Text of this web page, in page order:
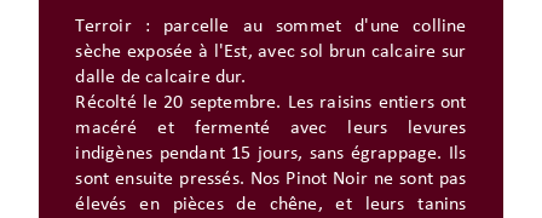
Terroir : parcelle au sommet d'une colline
sèche exposée à l'Est, avec sol brun calcaire sur
dalle de calcaire dur.
Récolté le 20 septembre. Les raisins entiers ont
macéré et fermenté avec leurs levures
indigènes pendant 15 jours, sans égrappage. Ils
sont ensuite pressés. Nos Pinot Noir ne sont pas
élevés en pièces de chêne, et leurs tanins